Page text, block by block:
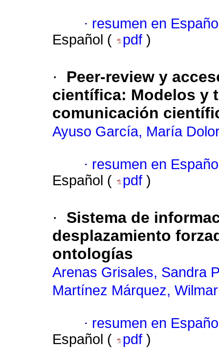
· resumen en
Español (
pdf )
·
Peer-review y
científica: Modelos y
comunicación
Ayuso García, María
· resumen en
Español (
pdf )
·
Sistema de
desplazamiento
ontologías
Arenas Grisales, Sandra
Martínez Márquez,
· resumen en
Español (
pdf )